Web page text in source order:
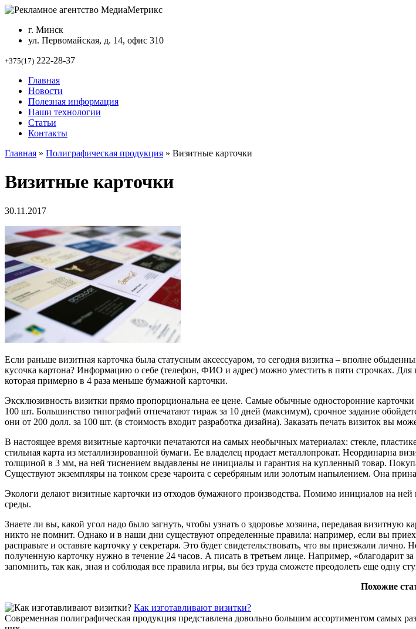
г. Минск
ул. Первомайская, д. 14, офис 310
+375(17) 222-28-37
Главная
Новости
Полезная информация
Наши технологии
Статьи
Контакты
Главная » Полиграфическая продукция » Визитные карточки
Визитные карточки
30.11.2017
Если раньше визитная карточка была статусным аксессуаром, то сегодня визитка – вполне
кусочка картона? Информацию о себе (телефон, ФИО и адрес) можно уместить в пяти строчках.
которая примерно в 4 раза меньше бумажной карточки.
Эксклюзивность визитки прямо пропорциональна ее цене. Самые обычные односторонние
100 шт. Большинство типографий отпечатают тираж за 10 дней (максимум), срочное задание
они от 200 долл. за 100 шт. (в стоимость входит разработка дизайна). Заказать печать визиток вы
В настоящее время визитные карточки печатаются на самых необычных материалах: стекле,
стильная карта из металлизированной бумаги. Ее владелец продает металлопрокат. Неординарна
толщиной в 3 мм, на ней тиснением выдавлены не инициалы и гарантия на купленный товар.
Существуют экземпляры на тонком срезе чароита с серебряным или золотым напылением. Она
Экологи делают визитные карточки из отходов бумажного производства. Помимо инициалов на
среды.
Знаете ли вы, какой угол надо было загнуть, чтобы узнать о здоровье хозяина, передавая визитную
никто не помнит. Однако и в наши дни существуют определенные правила: например, если вы
расправьте и оставьте карточку у секретаря. Это будет свидетельствовать, что вы приезжали
полученную карточку нужно в течение 24 часов. А писать в третьем лице. Например, «благодарит
запомнить, так как, зная и соблюдая все правила игры, вы без труда сможете преодолеть еще одну
Похожие
Как изготавливают визитки?
Современная полиграфическая продукция представлена довольно большим ассортиментом самых